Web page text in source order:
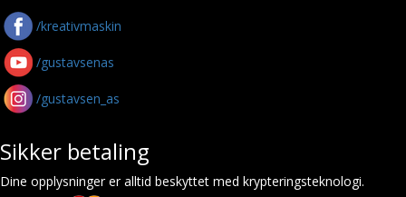
/kreativmaskin
/gustavsenas
/gustavsen_as
Sikker betaling
Dine opplysninger er alltid beskyttet med krypteringsteknologi.